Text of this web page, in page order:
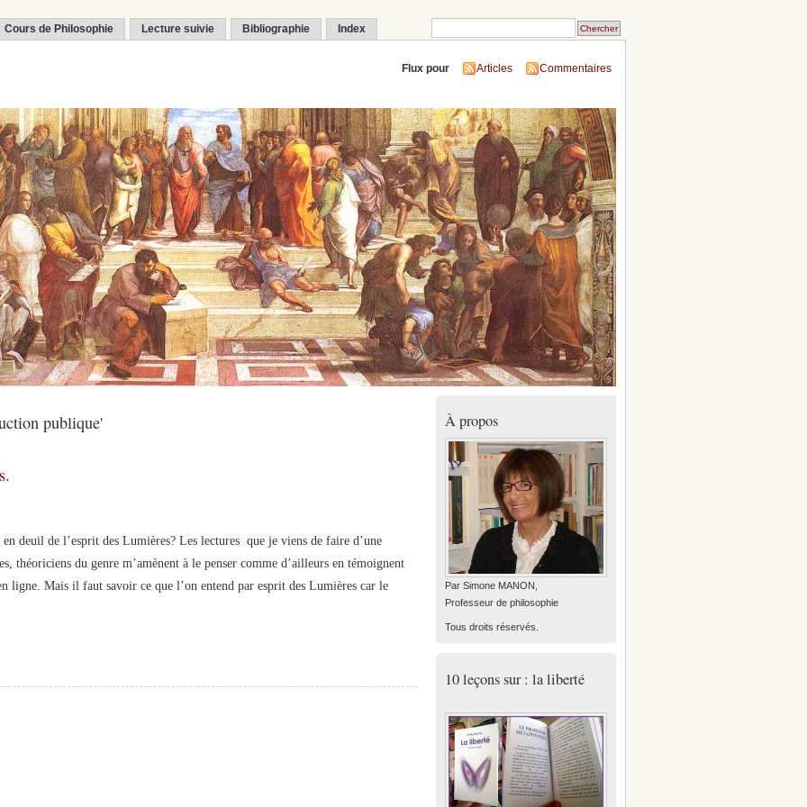
Cours de Philosophie Lecture suivie Bibliographie Index
Flux pour Articles Commentaires
publique'
de l’esprit des Lumières? Les lectures que je viens de faire d’une
théoriciens du genre m’amènent à le penser comme d’ailleurs en témoignent
ligne. Mais il faut savoir ce que l’on entend par esprit des Lumières car le
À propos
Par Simone MANON,
Professeur de philosophie
Tous droits réservés.
10 leçons sur : la liberté